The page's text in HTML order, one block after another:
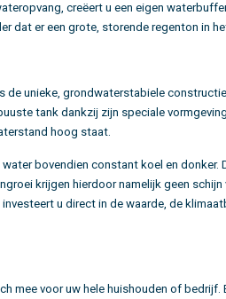
, creëert u een eigen
dat er een grote, storende regenton in
de unieke, grondwaterstabiele
tank dankzij zijn speciale
hoog staat.
bovendien constant koel en donker.
krijgen hierdoor namelijk geen schijn
u direct in de waarde, de
mee voor uw hele huishouden of bedrijf.